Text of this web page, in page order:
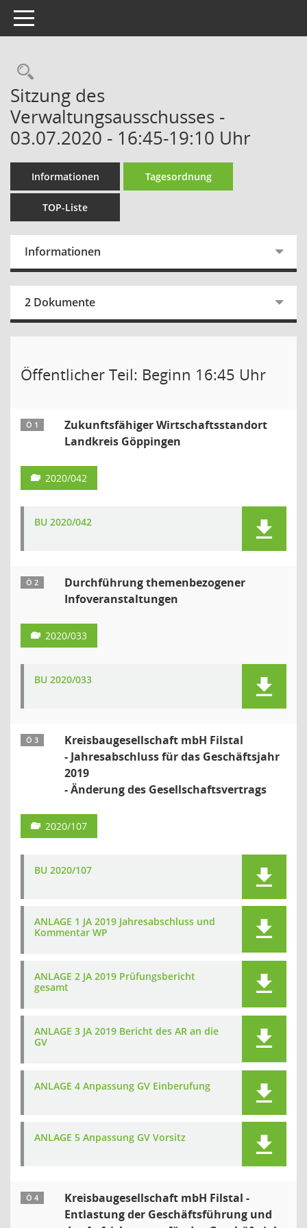
Toggle navigation
Rechercheauswahl
Sitzung des
Verwaltungsausschusses -
03.07.2020 - 16:45-19:10 Uhr
Informationen Tagesordnung
TOP-Liste
Informationen
2 Dokumente
Öffentlicher Teil: Beginn 16:45 Uhr
Ö 1
Zukunftsfähiger Wirtschaftsstandort
Landkreis Göppingen
2020/042
BU 2020/042
Ö 2
Durchführung themenbezogener
Infoveranstaltungen
2020/033
BU 2020/033
Ö 3
Kreisbaugesellschaft mbH Filstal
- Jahresabschluss für das Geschäftsjahr
2019
- Änderung des Gesellschaftsvertrags
2020/107
BU 2020/107
ANLAGE 1 JA 2019 Jahresabschluss und
Kommentar WP
ANLAGE 2 JA 2019 Prüfungsbericht
gesamt
ANLAGE 3 JA 2019 Bericht des AR an die
GV
ANLAGE 4 Anpassung GV Einberufung
ANLAGE 5 Anpassung GV Vorsitz
Ö 4
Kreisbaugesellschaft mbH Filstal -
Entlastung der Geschäftsführung und